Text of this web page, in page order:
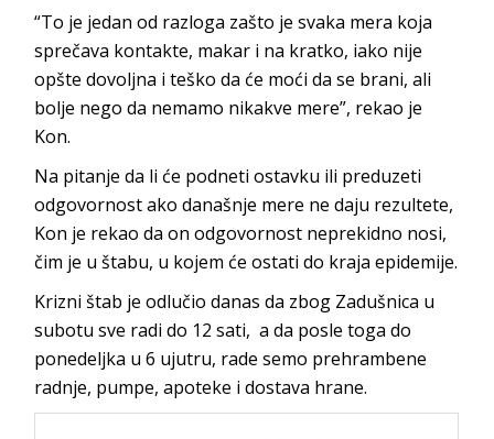
“To je jedan od razloga zašto je svaka mera koja
sprečava kontakte, makar i na kratko, iako nije
opšte dovoljna i teško da će moći da se brani, ali
bolje nego da nemamo nikakve mere”, rekao je
Kon.
Na pitanje da li će podneti ostavku ili preduzeti
odgovornost ako današnje mere ne daju rezultete,
Kon je rekao da on odgovornost neprekidno nosi,
čim je u štabu, u kojem će ostati do kraja epidemije.
Krizni štab je odlučio danas da zbog Zadušnica u
subotu sve radi do 12 sati, a da posle toga do
ponedeljka u 6 ujutru, rade semo prehrambene
radnje, pumpe, apoteke i dostava hrane.